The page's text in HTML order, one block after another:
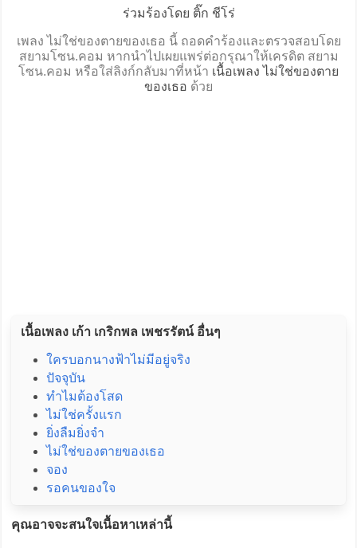
ร่วมร้องโดย ติ๊ก ชีโร่
เพลง ไม่ใช่ของตายของเธอ นี้ ถอดคำร้องและตรวจสอบโดย
สยามโซน.คอม หากนำไปเผยแพร่ต่อกรุณาให้เครดิต สยาม
โซน.คอม หรือใส่ลิงก์กลับมาที่หน้า เนื้อเพลง ไม่ใช่ของตาย
ของเธอ ด้วย
เนื้อเพลง เก้า เกริกพล เพชรรัตน์ อื่นๆ
ใครบอกนางฟ้าไม่มีอยู่จริง
ปัจจุบัน
ทำไมต้องโสด
ไม่ใช่ครั้งแรก
ยิ่งลืมยิ่งจำ
ไม่ใช่ของตายของเธอ
จอง
รอคนของใจ
คุณอาจจะสนใจเนื้อหาเหล่านี้